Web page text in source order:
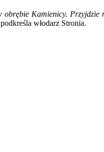
obrębie Kamienicy.
włodarz Stronia.